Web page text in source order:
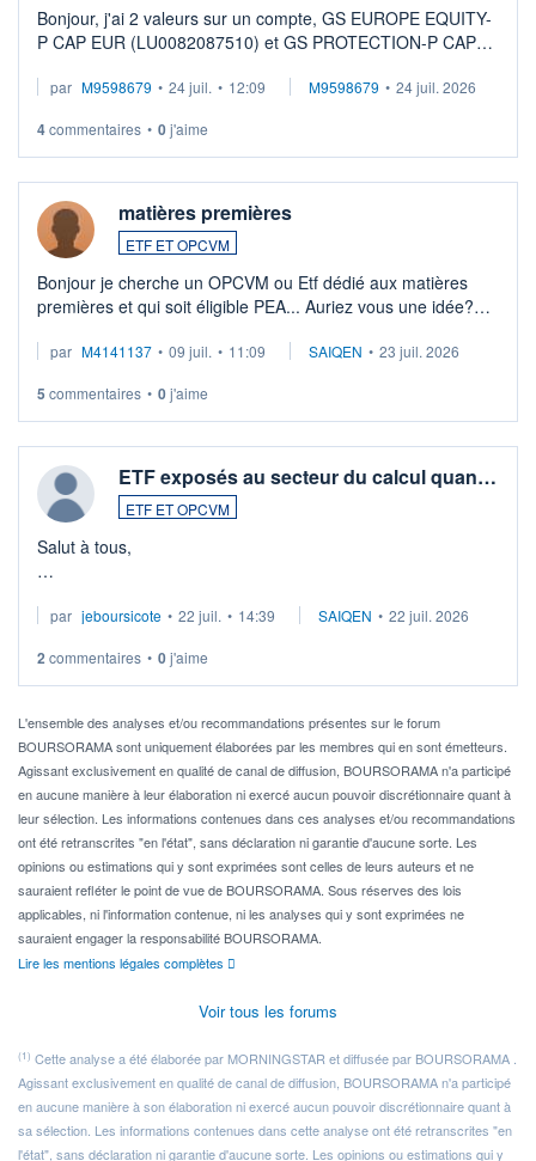
Bonjour, j'ai 2 valeurs sur un compte, GS EUROPE EQUITY-
P CAP EUR (LU0082087510) et GS PROTECTION-P CAP
veux procéder à la vente, on me signale ...
par M9598679 • 24 juil. • 12:09 M9598679 • 24 juil. 2026
4commentaires • 0j'aime
matières premières
ETF ET OPCVM
Bonjour je cherche un OPCVM ou Etf dédié aux matières
premières et qui soit éligible PEA... Auriez vous une idée?
par M4141137 • 09 juil. • 11:09 SAIQEN • 23 juil. 2026
5 commentaires • 0j'aime
ETF exposés au secteur du calcul quan…
ETF ET OPCVM
Salut à tous,
via un ETF plutôt que des actions individuelles.
Idéalement, je voudrais qu'il soit éligible au PEA.
Pour l' ...
par jeboursicote • 22 juil. • 14:39 SAIQEN • 22 juil. 2026
2 commentaires • 0j'aime
L'ensemble des analyses et/ou recommandations présentes sur le forum
BOURSORAMA sont uniquement élaborées par les membres qui en sont émetteurs.
Agissant exclusivement en qualité de canal de diffusion, BOURSORAMA n'a participé
en aucune manière à leur élaboration ni exercé aucun pouvoir discrétionnaire quant à
leur sélection. Les informations contenues dans ces analyses et/ou recommandations
ont été retranscrites "en l'état", sans déclaration ni garantie d'aucune sorte. Les
opinions ou estimations qui y sont exprimées sont celles de leurs auteurs et ne
sauraient refléter le point de vue de BOURSORAMA. Sous réserves des lois
applicables, ni l'information contenue, ni les analyses qui y sont exprimées ne
sauraient engager la responsabilité BOURSORAMA.
Lire les mentions légales complètes
Voir tous les forums
(1) Cette analyse a été élaborée par MORNINGSTAR et diffusée par BOURSORAMA .
Agissant exclusivement en qualité de canal de diffusion, BOURSORAMA n'a participé
en aucune manière à son élaboration ni exercé aucun pouvoir discrétionnaire quant à
sa sélection. Les informations contenues dans cette analyse ont été retranscrites "en
l'état", sans déclaration ni garantie d'aucune sorte. Les opinions ou estimations qui y